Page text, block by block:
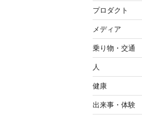
プロダクト
メディア
乗り物・交通
人
健康
出来事・体験